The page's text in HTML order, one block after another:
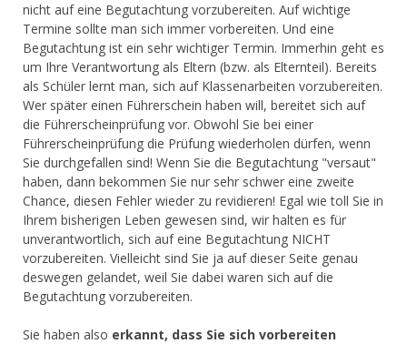
nicht auf eine Begutachtung vorzubereiten. Auf wichtige
Termine sollte man sich immer vorbereiten. Und eine
Begutachtung ist ein sehr wichtiger Termin. Immerhin geht es
um Ihre Verantwortung als Eltern (bzw. als Elternteil). Bereits
als Schüler lernt man, sich auf Klassenarbeiten vorzubereiten.
Wer später einen Führerschein haben will, bereitet sich auf
die Führerscheinprüfung vor. Obwohl Sie bei einer
Führerscheinprüfung die Prüfung wiederholen dürfen, wenn
Sie durchgefallen sind! Wenn Sie die Begutachtung "versaut"
haben, dann bekommen Sie nur sehr schwer eine zweite
Chance, diesen Fehler wieder zu revidieren! Egal wie toll Sie in
Ihrem bisherigen Leben gewesen sind, wir halten es für
unverantwortlich, sich auf eine Begutachtung NICHT
vorzubereiten. Vielleicht sind Sie ja auf dieser Seite genau
deswegen gelandet, weil Sie dabei waren sich auf die
Begutachtung vorzubereiten.
Sie haben also erkannt, dass Sie sich vorbereiten